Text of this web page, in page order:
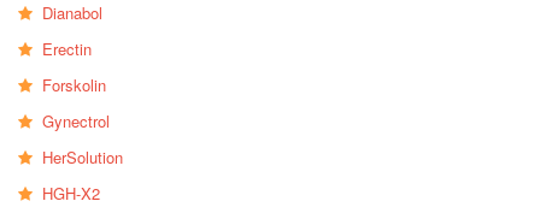
Dianabol
Erectin
Forskolin
Gynectrol
HerSolution
HGH-X2